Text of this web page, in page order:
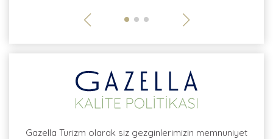
Gazella Turizm olarak siz gezginlerimizin memnuniyet